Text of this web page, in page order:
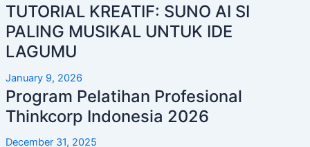
TUTORIAL KREATIF: SUNO AI SI
PALING MUSIKAL UNTUK IDE
LAGUMU
January 9, 2026
Program Pelatihan Profesional
Thinkcorp Indonesia 2026
December 31, 2025